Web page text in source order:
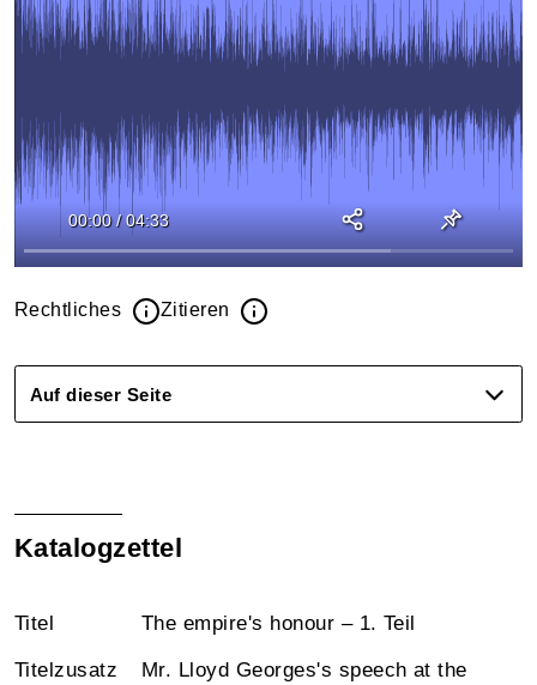
00:00 / 04:33
Rechtliches Zitieren
Auf dieser Seite
Katalogzettel
Titel The empire's honour – 1. Teil
Titelzusatz
Mr. Lloyd Georges's speech at the